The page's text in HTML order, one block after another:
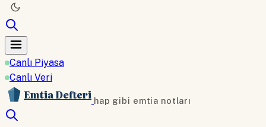
Canlı Piyasa
Canlı Veri
Emtia Defteri hap gibi emtia notları